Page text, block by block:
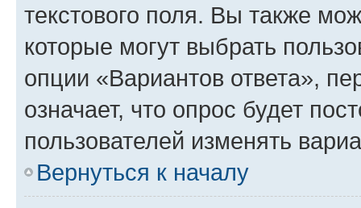
текстового поля. Вы также
которые могут выбрать
опции «Вариантов ответа»,
означает, что опрос будет
пользователей изменять
Вернуться к началу